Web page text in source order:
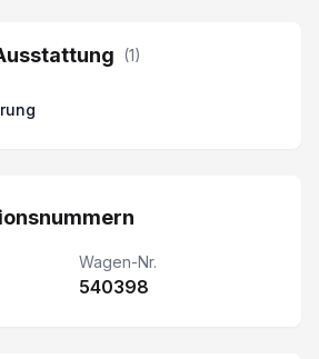
verstellbar/ heizbar und
(1)
Wagen-Nr.
540398